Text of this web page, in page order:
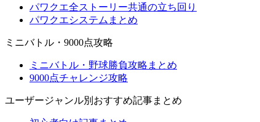
パワクエ全ストーリー共通の立ち回り
パワクエシステムまとめ
ミニバトル・9000点攻略
ミニバトル・野球勝負攻略まとめ
9000点チャレンジ攻略
ユーザージャンル別おすすめ記事まとめ